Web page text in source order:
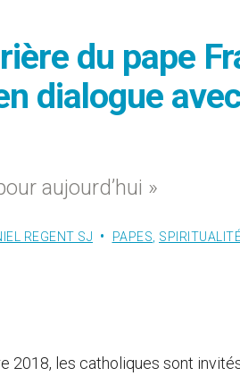
du pape
dialogue
aujourd’hui »
REGENT SJ PAPES
2018, les catholiques sont